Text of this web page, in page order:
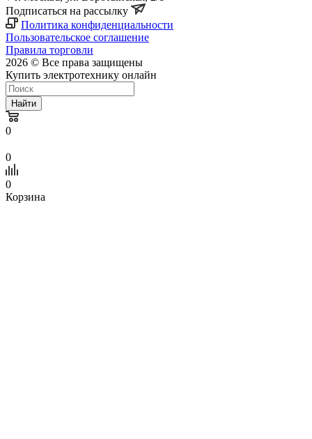
Подписаться на рассылку
Политика конфиденциальности
Пользовательское соглашение
Правила торговли
2026 © Все права защищены
Купить электротехнику онлайн
Найти
0
0
0
Корзина